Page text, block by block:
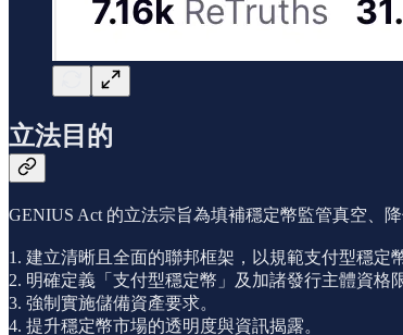
立法目的
GENIUS Act 的立法宗旨為填補穩定幣監管真空、
1. 建立清晰且全面的聯邦框架，以規範支付型穩定幣
2. 明確定義「支付型穩定幣」及加諸發行主體資格
3. 強制實施儲備資產要求。
4. 提升穩定幣市場的透明度與資訊揭露。